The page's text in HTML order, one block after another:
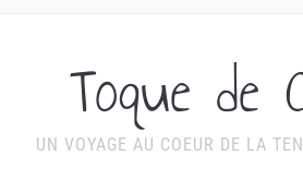
Toque de
UN VOYAGE AU COEUR DE LA